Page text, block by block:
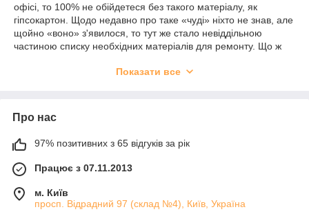
офісі, то 100% не обійдетеся без такого матеріалу, як
гіпсокартон. Щодо недавно про таке «чуді» ніхто не знав, але
щойно «воно» з'явилося, то тут же стало невіддільною
частиною списку необхідних матеріалів для ремонту. Що ж
роботі, простота використання, зручність.
зроблений із гіпсу, який з усіх боків покритий картоном.
м, 2,5 м і 3 м, товщина 6 мм, 9,5 мм і 12 мм.
Звукоізоляція, гігроскопічність, енергоощадження — всі ці
властивості притаманні гіпсокартону. Варто зазначити, що
цей матеріал абсолютно екологічно чистий.
Час перерахувати, що ж роблять із гіпсокартоном. З нього
Показати все
Про нас
97% позитивних з 65 відгуків за рік
Працює з 07.11.2013
м. Київ
просп. Відрадний 97 (склад №4), Київ, Україна